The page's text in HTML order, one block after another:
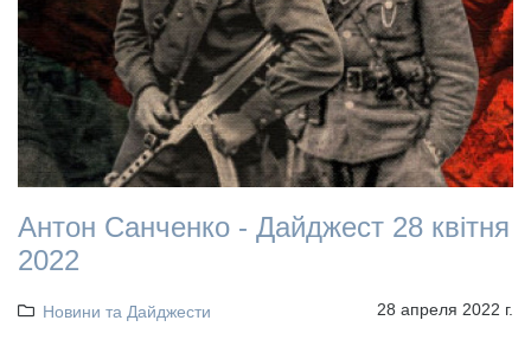
Антон Санченко - Дайджест 28 квітня
2022
Новини та Дайджести 28 апреля 2022 г.